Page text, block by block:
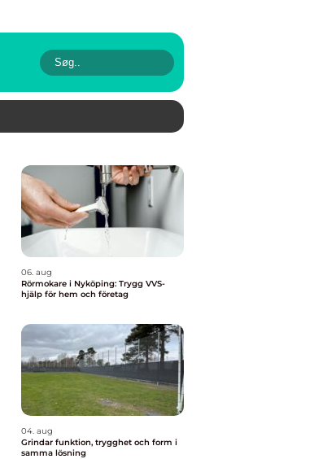
06. aug
Rörmokare i Nyköping: Trygg VVS-
hjälp för hem och företag
04. aug
Grindar funktion, trygghet och form i
samma lösning